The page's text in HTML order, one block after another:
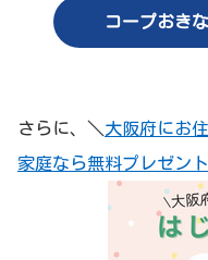
コープおき
さらに、＼ 大阪府にお
家庭なら無料プレゼン